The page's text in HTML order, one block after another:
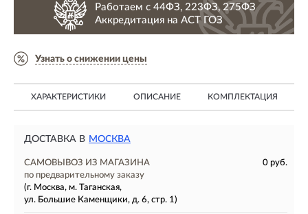
Работаем с 44ФЗ, 223ФЗ, 275ФЗ
Аккредитация на АСТ ГОЗ
Узнать о снижении цены
ХАРАКТЕРИСТИКИ ОПИСАНИЕ КОМПЛЕКТАЦИЯ
ДОСТАВКА В МОСКВА
САМОВЫВОЗ ИЗ МАГАЗИНА
0 руб.
по предварительному заказу
(г. Москва, м. Таганская,
ул. Большие Каменщики, д. 6, стр. 1)